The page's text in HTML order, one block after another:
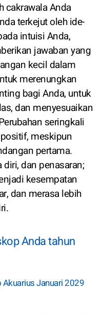
cakrawala Anda
terkejut oleh ide-
intuisi Anda,
jawaban yang
kecil dalam
merenungkan
bagi Anda, untuk
dan menyesuaikan
seringkali
meskipun
pertama.
diri, dan penasaran;
kesempatan
dan merasa lebih
Anda tahun
Januari 2029